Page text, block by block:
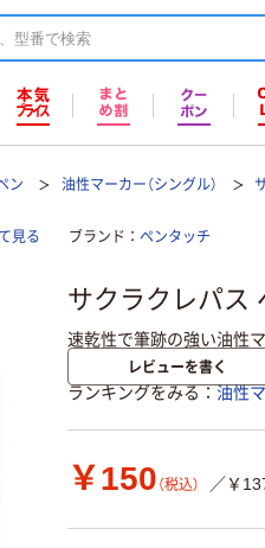
ン 油性マーカー（シングル）
見る ブランド ペンタッチ
サクラクレパス
速乾性で筆跡の強い油性マ
レビューを書く
ランキングをみる 油性
￥150 （税込） ／￥